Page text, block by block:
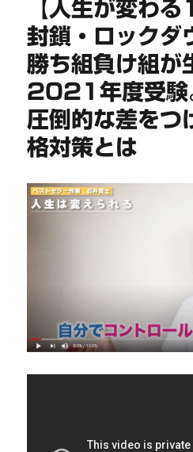
【人生が変わ
封鎖・ロックダ
勝ち組負け組が
2021年度受験
圧倒的な差をつ
格対策とは